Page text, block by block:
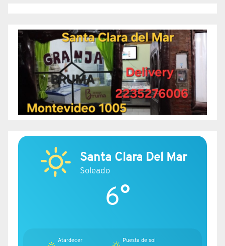
Santa Clara Del Mar
Soleado
6°
Atardecer
Puesta de sol